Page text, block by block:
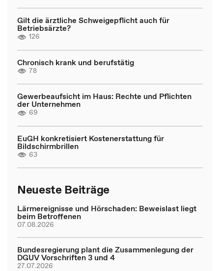
Gilt die ärztliche Schweigepflicht auch für
Betriebsärzte?
126
Chronisch krank und berufstätig
78
Gewerbeaufsicht im Haus: Rechte und Pflichten
der Unternehmen
69
EuGH konkretisiert Kostenerstattung für
Bildschirmbrillen
63
Neueste Beiträge
Lärmereignisse und Hörschaden: Beweislast liegt
beim Betroffenen
07.08.2026
Bundesregierung plant die Zusammenlegung der
DGUV Vorschriften 3 und 4
27.07.2026